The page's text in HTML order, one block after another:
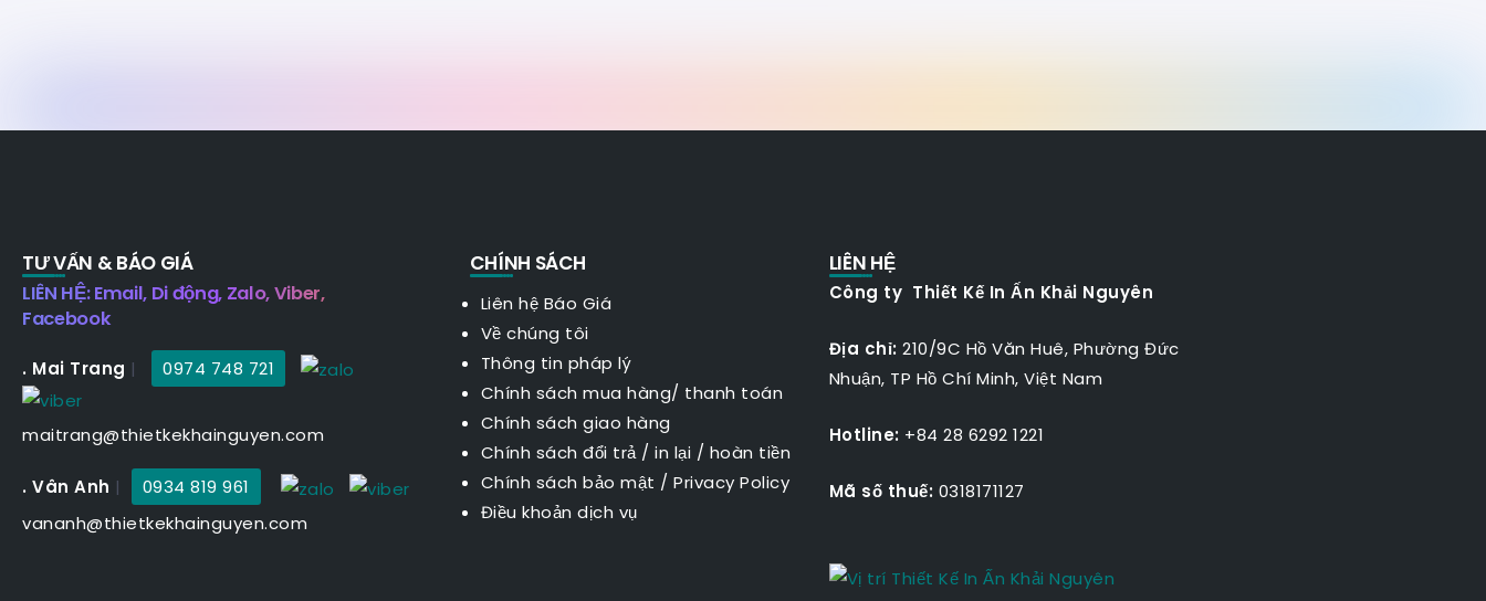
TƯ VẤN & BÁO GIÁ
LIÊN HỆ: Email, Di động, Zalo, Viber,
Facebook
. Mai Trang | 0974 748 721
maitrang@thietkekhainguyen.com
. Vân Anh |
0934 819 961
vananh@thietkekhainguyen.com
CHÍNH SÁCH
Liên hệ Báo Giá
Về chúng tôi
Thông tin pháp lý
Chính sách mua hàng/ thanh toán
Chính sách giao hàng
Chính sách đổi trả / in lại / hoàn tiền
Chính sách bảo mật /Privacy Policy
Điều khoản dịch vụ
LIÊN HỆ
Công ty Thiết Kế In Ấn Khải Nguyên
Địa chỉ: 210/9C Hồ Văn Huê, Phường Đức
Nhuận, TP Hồ Chí Minh, Việt Nam
Hotline: +84 28 6292 1221
Mã số thuế: 0318171127